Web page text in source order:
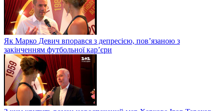
Як Марко Девич впорався з депресією, пов’язаною з
закінченням футбольної кар’єри